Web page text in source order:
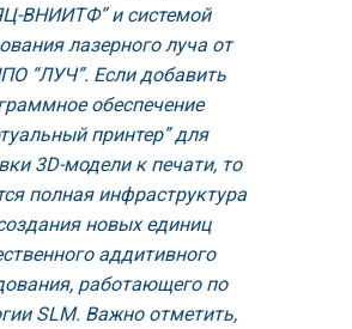
ВНИИТФ” и системой
лазерного луча от
“ЛУЧ”. Если добавить
обеспечение
принтер” для
3D-модели к печати, то
полная инфраструктура
новых единиц
аддитивного
работающего по
SLM. Важно отметить,